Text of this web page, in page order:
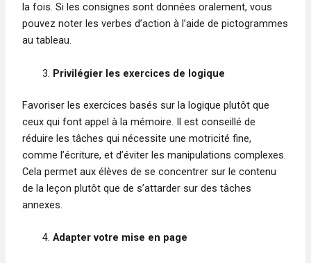
la fois. Si les consignes sont données oralement, vous
pouvez noter les verbes d’action à l’aide de pictogrammes
au tableau.
Privilégier les exercices de logique
Favoriser les exercices basés sur la logique plutôt que
ceux qui font appel à la mémoire. Il est conseillé de
réduire les tâches qui nécessite une motricité fine,
comme l’écriture, et d’éviter les manipulations complexes.
Cela permet aux élèves de se concentrer sur le contenu
de la leçon plutôt que de s’attarder sur des tâches
annexes.
Adapter votre mise en page